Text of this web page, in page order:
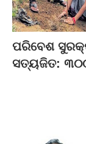
ପରିବେଶ
ସତ୍ୟଜିତ: